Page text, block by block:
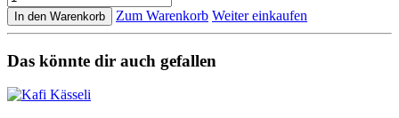
In den Warenkorb Zum Warenkorb Weiter einkaufen
Das könnte dir auch gefallen